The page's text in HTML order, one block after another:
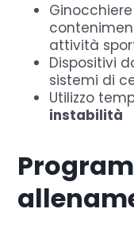
attività
Dispositivi
sistemi di
Utilizzo
instabilità